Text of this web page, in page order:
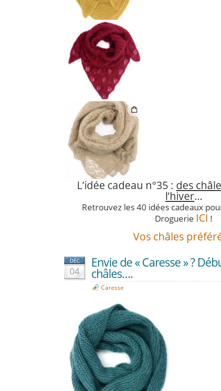
L’idée cadeau n°35 : des
l’hiver…
Retrouvez les 40 idées cadeaux
Droguerie ICI !
Vos châles
DÉC
04
Envie de « Caresse » ?
châles….
Caresse